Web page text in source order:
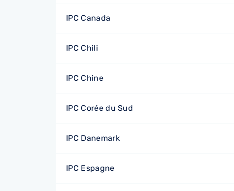
IPC Canada
IPC Chili
IPC Chine
IPC Corée du Sud
IPC Danemark
IPC Espagne